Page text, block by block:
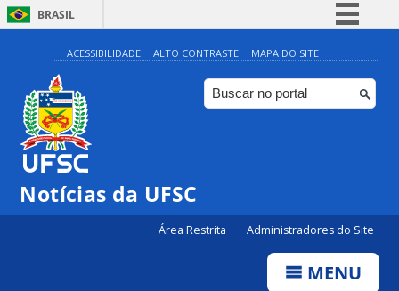
BRASIL
Simplifique!
Comunica BR
Participe
ACESSIBILIDADE ALTO CONTRASTE MAPA DO SITE
Notícias da UFSC
Área Restrita Administradores do Site
MENU